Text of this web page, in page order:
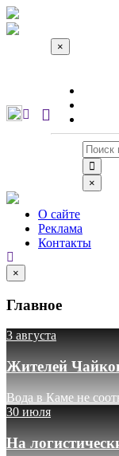
×
×
О сайте
Реклама
Контакты
×
Главное
3 августа
Жителей
Вода в Каме не
30 июля
На